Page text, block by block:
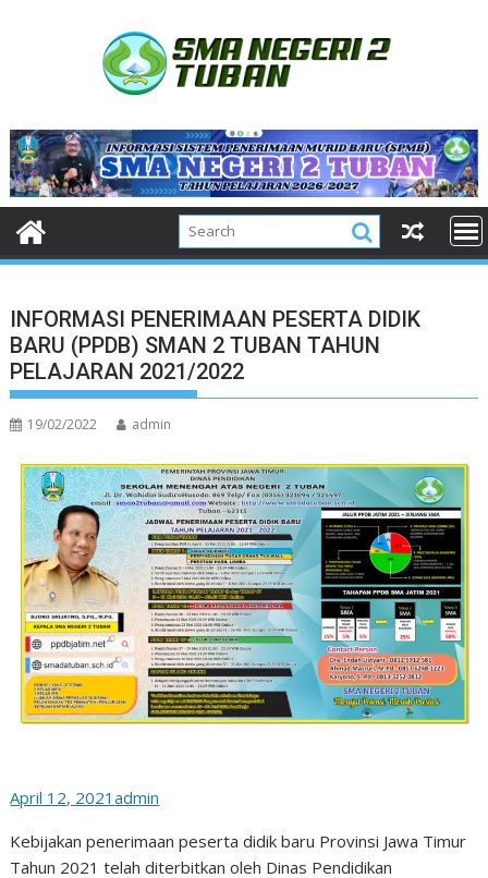
INFORMASI PENERIMAAN PESERTA DIDIK
BARU (PPDB) SMAN 2 TUBAN TAHUN
PELAJARAN 2021/2022
19/02/2022 admin
April 12, 2021admin
Kebijakan penerimaan peserta didik baru Provinsi Jawa Timur
Tahun 2021 telah diterbitkan oleh Dinas Pendidikan